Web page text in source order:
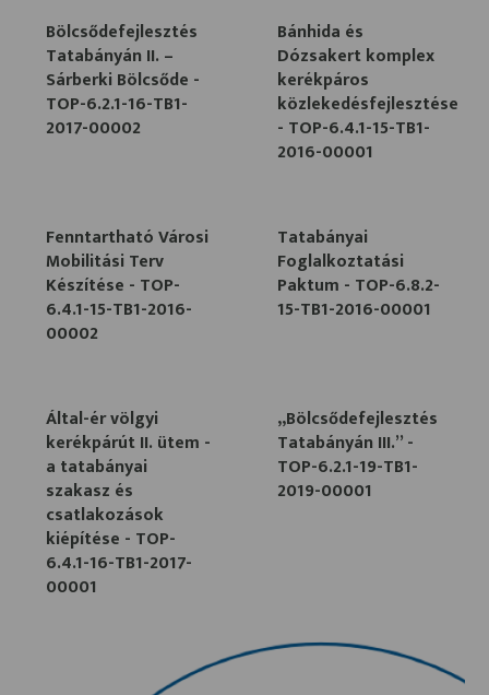
Bölcsődefejlesztés
Tatabányán II. –
Sárberki Bölcsőde -
TOP-6.2.1-16-TB1-
2017-00002
Bánhida és
Dózsakert komplex
kerékpáros
közlekedésfejlesztése
- TOP-6.4.1-15-TB1-
2016-00001
Fenntartható Városi
Mobilitási Terv
Készítése - TOP-
6.4.1-15-TB1-2016-
00002
Tatabányai
Foglalkoztatási
Paktum - TOP-6.8.2-
15-TB1-2016-00001
Által-ér völgyi
kerékpárút II. ütem -
a tatabányai
szakasz és
csatlakozások
kiépítése - TOP-
6.4.1-16-TB1-2017-
00001
„Bölcsődefejlesztés
Tatabányán III.” -
TOP-6.2.1-19-TB1-
2019-00001